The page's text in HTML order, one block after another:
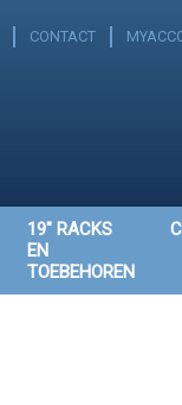
CONTACT
19" RACKS
EN
TOEBEHOREN